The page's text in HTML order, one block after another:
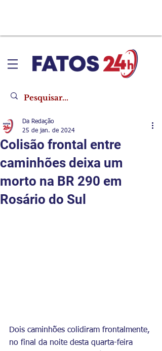
Colisão frontal entre
caminhões deixa um
morto na BR 290 em
Rosário do Sul
Da Redação
25 de jan. de 2024
Dois caminhões colidiram frontalmente,
no final da noite desta quarta-feira